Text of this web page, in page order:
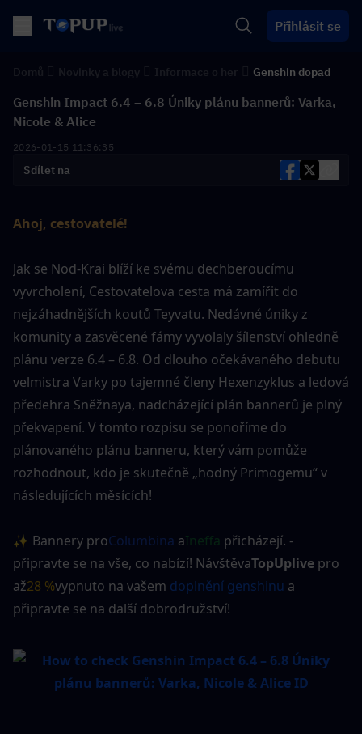
Přihlásit se
Genshin dopad
Genshin Impact 6.4 – 6.8 Úniky plánu bannerů: Varka,
Nicole & Alice
2026-01-15 11:36:35
Sdílet na
Ahoj, cestovatelé!
Jak se Nod-Krai blíží ke svému dechberoucímu
vyvrcholení, Cestovatelova cesta má zamířit do
nejzáhadnějších koutů Teyvatu. Nedávné úniky z
komunity a zasvěcené fámy vyvolaly šílenství ohledně
plánu verze 6.4 – 6.8. Od dlouho očekávaného debutu
velmistra Varky po tajemné členy Hexenzyklus a ledová
předehra Sněžnaya, nadcházející plán bannerů je plný
překvapení. V tomto rozpisu se ponoříme do
plánovaného plánu banneru, který vám pomůže
rozhodnout, kdo je skutečně „hodný Primogemu“ v
následujících měsících!
✨ Bannery proColumbina aIneffa přicházejí. -
připravte se na vše, co nabízí! NávštěvaTopUplive pro
až28 %vypnuto na vašem doplnění genshinu a
připravte se na další dobrodružství!